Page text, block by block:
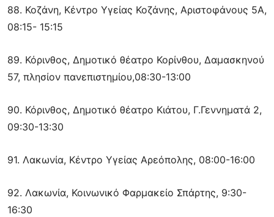
88. Κοζάνη, Κέντρο Υγείας Κοζάνης, Αριστοφάνους 5Α,
08:15- 15:15
89. Κόρινθος, Δημοτικό θέατρο Κορίνθου, Δαμασκηνού
57, πλησίον πανεπιστημίου,08:30-13:00
90. Κόρινθος, Δημοτικό θέατρο Κιάτου, Γ.Γεννηματά 2,
09:30-13:30
91. Λακωνία, Κέντρο Υγείας Αρεόπολης, 08:00-16:00
92. Λακωνία, Κοινωνικό Φαρμακείο Σπάρτης, 9:30-
16:30